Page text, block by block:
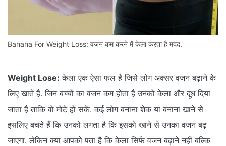
Banana For Weight Loss: वजन कम करने में केला करता है मदद.
Weight Lose: केला एक ऐसा फल है जिसे लोग अक्सर वजन बढ़ाने के
लिए खाते हैं. जिन बच्चों का वजन कम होता है उनको केला और दूध दिया
जाता है ताकि वो मोटे हो सकें. कई लोग बनाना शेक या बनाना खाने से
इसलिए बचते हैं कि उनको लगता है कि इसको खाने से उनका वजन बढ़
जाएगा. लेकिन क्या आपको पता है कि केला सिर्फ वजन बढ़ाने नहीं बल्कि